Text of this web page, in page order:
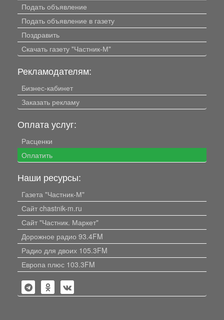
Подать объявление
Подать объявление в газету
Поздравить
Скачать газету "Частник-М"
Рекламодателям:
Бизнес-кабинет
Заказать рекламу
Оплата услуг:
Расценки
Оплатить
Наши ресурсы:
Газета "Частник-М"
Сайт chastnik-m.ru
Сайт "Частник. Маркет"
Дорожное радио 93.4FM
Радио для двоих 105.3FM
Европа плюс 103.3FM